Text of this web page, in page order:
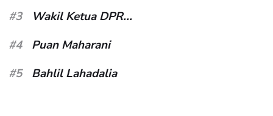
#3
Wakil Ketua DPR...
#4
Puan Maharani
#5
Bahlil Lahadalia